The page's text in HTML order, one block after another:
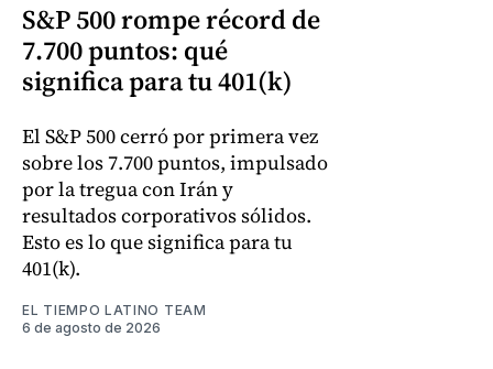
S&P 500 rompe récord de
7.700 puntos: qué
significa para tu 401(k)
El S&P 500 cerró por primera vez
sobre los 7.700 puntos, impulsado
por la tregua con Irán y
resultados corporativos sólidos.
Esto es lo que significa para tu
401(k).
EL TIEMPO LATINO TEAM
6 de agosto de 2026